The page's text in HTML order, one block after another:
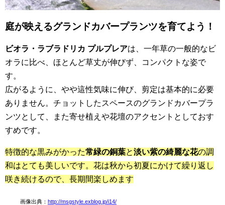
庭が映えるグランドカバープランツを育てよう！
ビオラ・ラブラドリカ プルプレアは、一年草の一般的なビ
オラに比べ、ほとんど草丈が伸びず、コンパクトな姿で
す。
広がるように、やや這性気味に伸び、剪定は基本的に必要
ありません。チョットしたスペースのグランドカバープラ
ンツとして、また寄せ植えや花壇のアクセントとしておす
すめです。
特徴的な黒みがかった常緑の銅葉と淡い紫の綺麗な花の調
和はとても美しいです。花は秋から初夏にかけて繰り返し
咲き続けるので、長期間楽しめます
画像出典： http://msgstyle.exblog.jp/i14/